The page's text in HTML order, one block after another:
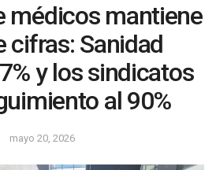
médicos mantiene
cifras: Sanidad
y los sindicatos
al 90%
mayo 20, 2026